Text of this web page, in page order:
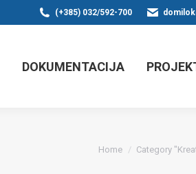
(+385) 032/592-700
DOKUMENTACIJA
You are here:
Home Category